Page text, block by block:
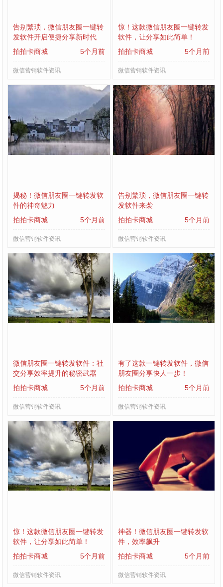
告别繁琐，微信朋友圈一键转
发软件开启便捷分享新时代
拍拍卡商城
5个月前
微信营销软件资讯
惊！这款微信朋友圈一键转发
软件，让分享如此简单！
拍拍卡商城
5个月前
微信营销软件资讯
揭秘！微信朋友圈一键转发软
件的神奇魅力
拍拍卡商城
5个月前
微信营销软件资讯
告别繁琐，微信朋友圈一键转
发软件来袭
拍拍卡商城
5个月前
微信营销软件资讯
微信朋友圈一键转发软件：社
交分享效率提升的秘密武器
拍拍卡商城
5个月前
微信营销软件资讯
有了这款一键转发软件，微信
朋友圈分享快人一步！
拍拍卡商城
5个月前
微信营销软件资讯
惊！这款微信朋友圈一键转发
软件，让分享如此简单！
拍拍卡商城
5个月前
微信营销软件资讯
神器！微信朋友圈一键转发软
件，效率飙升
拍拍卡商城
5个月前
微信营销软件资讯